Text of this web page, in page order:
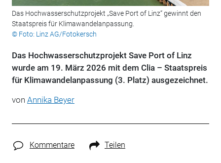
Das Hochwasserschutzprojekt „Save Port of Linz“ gewinnt den
Staatspreis für Klimawandelanpassung.
© Foto: Linz AG/Fotokersch
Das Hochwasserschutzprojekt Save Port of Linz
wurde am 19. März 2026 mit dem Clia – Staatspreis
für Klimawandelanpassung (3. Platz) ausgezeichnet.
von Annika Beyer
Kommentare Teilen